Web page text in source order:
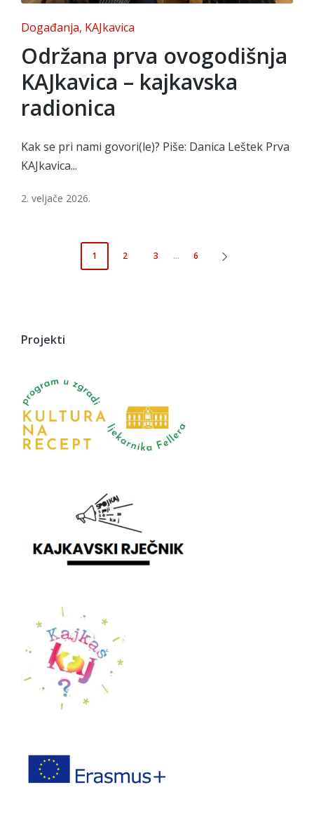
Posted
in
Događanja KAJkavica
Održana prva ovogodišnja
KAJkavica – kajkavska
radionica
Kak se pri nami govori(le)? Piše: Danica Leštek Prva
KAJkavica...
2. veljače 2026.
1 2 3 … 6
Projekti